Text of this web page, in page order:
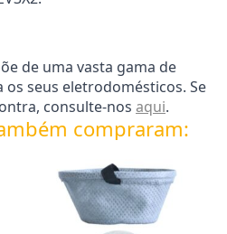
de uma vasta gama de
os seus eletrodomésticos. Se
consulte-nos aqui.
compraram: